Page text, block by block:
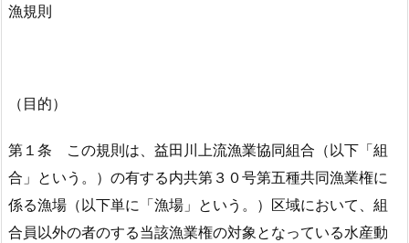
漁規則
（目的）
第１条 この規則は、益田川上流漁業協同組合（以下「組
合」という。）の有する内共第３０号第五種共同漁業権に
係る漁場（以下単に「漁場」という。）区域において、組
合員以外の者のする当該漁業権の対象となっている水産動